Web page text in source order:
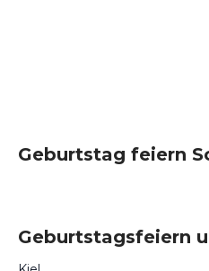
Geburtstag feiern